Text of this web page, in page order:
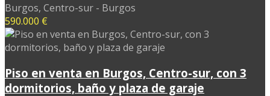
Burgos, Centro-sur - Burgos
590.000 €
Piso en venta en Burgos, Centro-sur, con 3
dormitorios, baño y plaza de garaje